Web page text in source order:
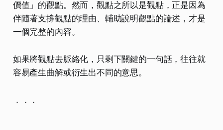
價值」的觀點。然而，觀點之所以是觀點，正是因為
伴隨著支撐觀點的理由、輔助說明觀點的論述，才是
一個完整的內容。
如果將觀點去脈絡化，只剩下關鍵的一句話，往往就
容易產生曲解或衍生出不同的意思。
．．．